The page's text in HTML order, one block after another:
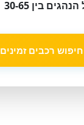
בין 30-65
חיפוש רכבים זמינים